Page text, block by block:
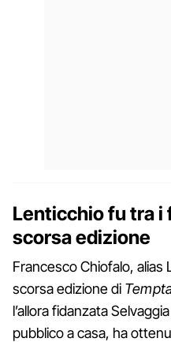
Lenticchio fu tra i
scorsa edizione
Francesco Chiofalo, alias
scorsa edizione di
l’allora fidanzata
pubblico a casa, ha